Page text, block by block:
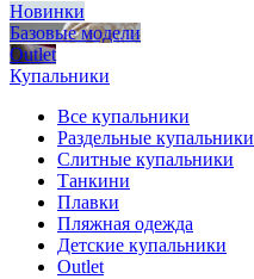
Новинки
Базовые модели
Outlet
Купальники
Все купальники
Раздельные купальники
Слитные купальники
Танкини
Плавки
Пляжная одежда
Детские купальники
Outlet